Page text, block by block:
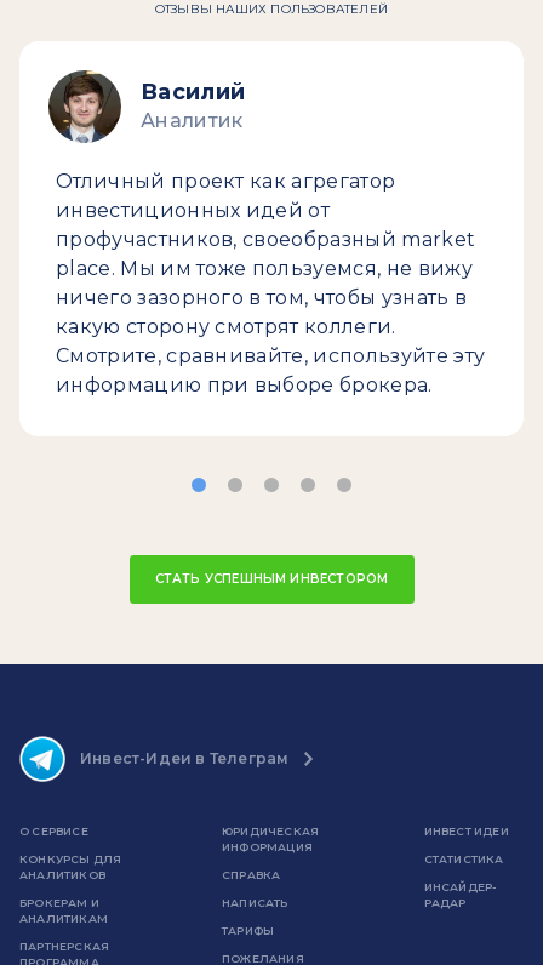
ОТЗЫВЫ НАШИХ ПОЛЬЗОВАТЕЛЕЙ
Василий
Аналитик
Отличный проект как агрегатор
инвестиционных идей от
профучастников, своеобразный market
place. Мы им тоже пользуемся, не вижу
ничего зазорного в том, чтобы узнать в
какую сторону смотрят коллеги.
Смотрите, сравнивайте, используйте эту
информацию при выборе брокера.
СТАТЬ УСПЕШНЫМ ИНВЕСТОРОМ
Инвест-Идеи в Телеграм
О СЕРВИСЕ
КОНКУРСЫ ДЛЯ
АНАЛИТИКОВ
БРОКЕРАМ И
АНАЛИТИКАМ
ПАРТНЕРСКАЯ
ПРОГРАММА
ЮРИДИЧЕСКАЯ
ИНФОРМАЦИЯ
СПРАВКА
НАПИСАТЬ
ТАРИФЫ
ПОЖЕЛАНИЯ
ИНВЕСТ ИДЕИ
СТАТИСТИКА
ИНСАЙДЕР-
РАДАР